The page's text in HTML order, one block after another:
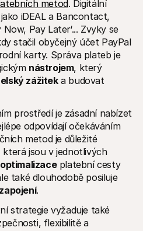
metod. Digitální
iDEAL a Bancontact,
Pay Later‘... Zvyky se
stačil obyčejný účet PayPal
karty. Správa plateb je
nástrojem, který
zážitek
a budovat
prostředí je zásadní nabízet
odpovídají očekáváním
metod je důležité
jsou v jednotlivých
optimalizace platební cesty
také dlouhodobě posiluje
zapojení.
strategie vyžaduje také
flexibilitě a